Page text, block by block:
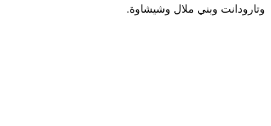
وتارودانت وبني ملال وشيشاوة.